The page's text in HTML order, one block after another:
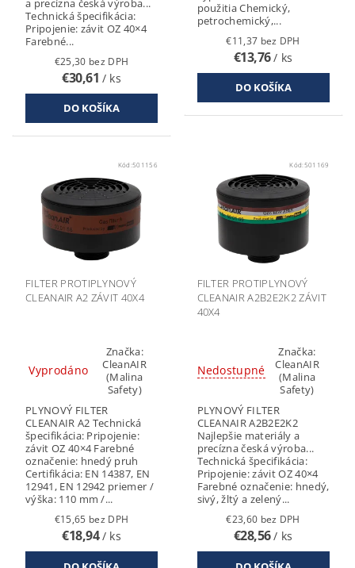
a precízna česká výroba...
Technická špecifikácia:
Pripojenie: závit OZ 40×4
Farebné...
€25,30 bez DPH
€30,61 / ks
použitia Chemický,
petrochemický,...
€11,37 bez DPH
€13,76/ ks
Kód:501156
FILTER PROTIPLYNOVÝ
CLEANAIR A2 ZÁVIT 40X4
Vyprodáno
Značka:
CleanAIR
(Malina
Safety)
PLYNOVÝ FILTER
CLEANAIR A2 Technická
špecifikácia: Pripojenie:
závit OZ 40×4 Farebné
označenie: hnedý pruh
Certifikácia: EN 14387, EN
12941, EN 12942 priemer /
výška: 110 mm /...
€15,65 bez DPH
€18,94/ ks
Kód: 501169
FILTER PROTIPLYNOVÝ
CLEANAIR A2B2E2K2 ZÁVIT
40X4
Nedostupné
Značka:
CleanAIR
(Malina
Safety)
PLYNOVÝ FILTER
CLEANAIR A2B2E2K2
Najlepšie materiály a
precízna česká výroba...
Technická špecifikácia:
Pripojenie: závit OZ 40×4
Farebné označenie: hnedý,
sivý, žltý a zelený...
€23,60 bez DPH
€28,56/ ks